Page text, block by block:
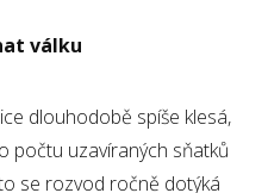
válku
dlouhodobě spíše klesá,
počtu uzavíraných sňatků
se rozvod ročně dotýká